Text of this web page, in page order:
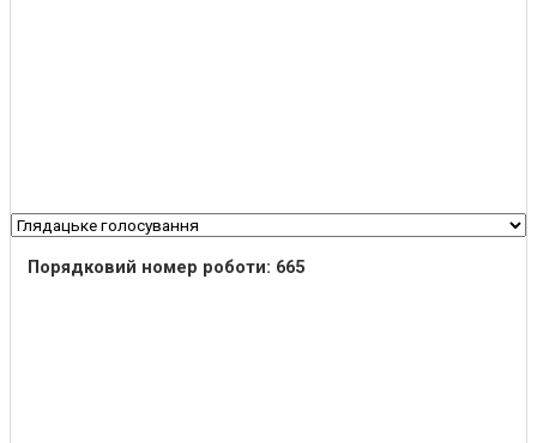
Порядковий номер роботи: 665